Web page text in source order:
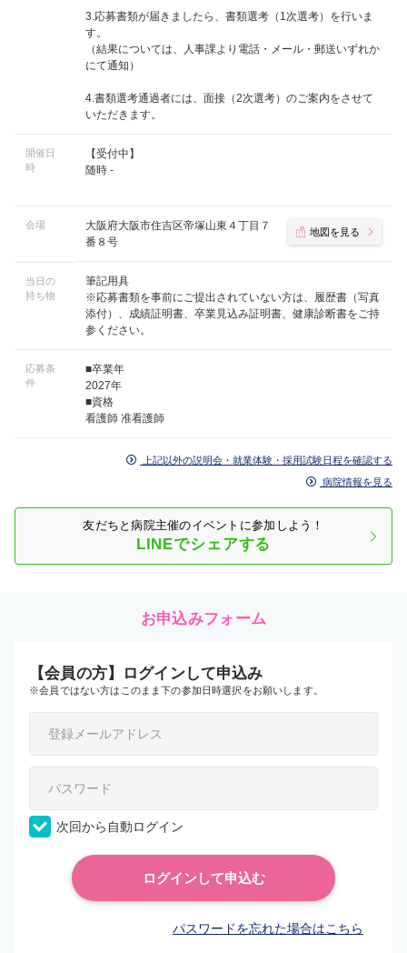
3.応募書類が届きましたら、書類選考（1次選考）を行いま
す。
（結果については、人事課より電話・メール・郵送いずれか
にて通知）
4.書類選考通過者には、面接（2次選考）のご案内をさせて
いただきます。
開催日
時
【受付中】
随時 -
会場
大阪府大阪市住吉区帝塚山東４丁目７
番８号
地図を見る
当日の
持ち物
筆記用具
※応募書類を事前にご提出されていない方は、履歴書（写真
添付）、成績証明書、卒業見込み証明書、健康診断書をご持
参ください。
応募条
件
■卒業年
2027年
■資格
看護師 准看護師
上記以外の説明会・就業体験・採用試験日程を確認する
病院情報を見る
友だちと病院主催のイベントに参加しよう！
LINEでシェアする
お申込みフォーム
【会員の方】ログインして申込み
※会員ではない方はこのまま下の参加日時選択をお願いします。
次回から自動ログイン
パスワードを忘れた場合はこちら